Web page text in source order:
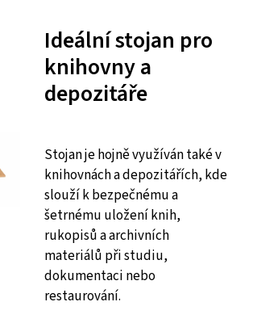
Ideální stojan pro
knihovny a
depozitáře
Stojan je hojně využíván také v
knihovnách a depozitářích, kde
slouží k bezpečnému a
šetrnému uložení knih,
rukopisů a archivních
materiálů při studiu,
dokumentaci nebo
restaurování.